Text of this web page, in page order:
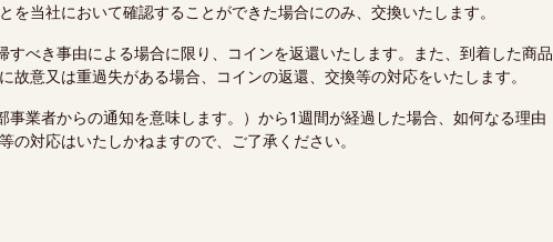
を当社において確認することができた場合にのみ、交換いたします。
べき事由による場合に限り、コインを返還いたします。また、到着した商品
意又は重過失がある場合、コインの返還、交換等の対応をいたします。
業者からの通知を意味します。）から1週間が経過した場合、如何なる理由
対応はいたしかねますので、ご了承ください。